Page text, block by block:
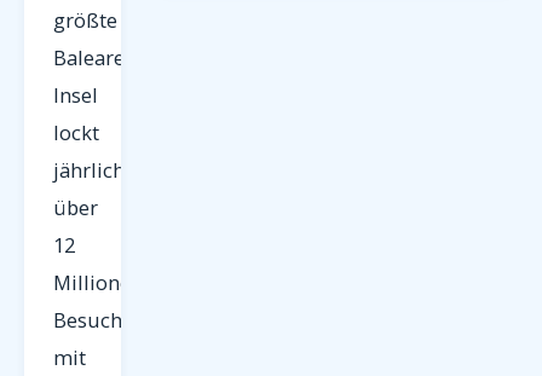
größte
Balearen-
Insel
lockt
jährlich
über
12
Millionen
Besucher
mit